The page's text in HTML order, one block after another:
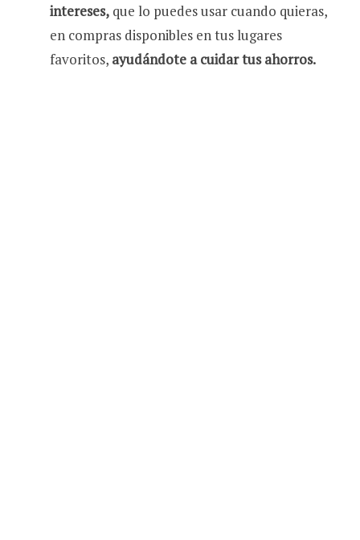
intereses, que lo puedes usar cuando quieras,
en compras disponibles en tus lugares
favoritos, ayudándote a cuidar tus ahorros.